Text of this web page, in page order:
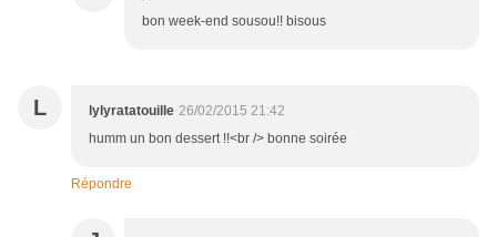
bon week-end sousou!! bisous
L lylyratatouille 26/02/2015 21:42
humm un bon dessert !!<br /> bonne soirée
Répondre